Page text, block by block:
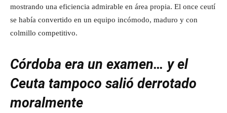
mostrando una eficiencia admirable en área propia. El once ceutí
se había convertido en un equipo incómodo, maduro y con
colmillo competitivo.
Córdoba era un examen… y el
Ceuta tampoco salió derrotado
moralmente